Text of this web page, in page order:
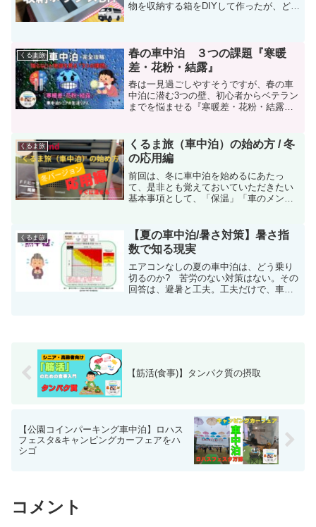
物を収納する箱をDIYして作ったが、どう
ている小物入れを見つけて購入。DIYした
箱に連結することに決定。
くるま旅
春の車中泊 ３つの課題『寒暖
差・花粉・結露』
春は一見過ごしやすそうですが、春の車
中泊に潜む3つの壁、初心者からベテラン
までを悩ませる『寒暖差・花粉・結露』
りとした準備と戦略が必要な季節です。
これらを攻略した先に待っているのは、
冬の厳しさから解放された、最高に気持
ちいい朝の景色です。準備さえ怠らなけ
れば、春の車中泊は1年で最も贅沢な時間
になります。
くるま旅
くるま旅（車中泊）の始め方 / 冬
の応用編
前回は、冬に車中泊を始めるにあたっ
て、是非とも覚えておいていただきたい
基本事項として、「保温」「車のメン
たいという方のために、加熱暖房機器の
選定や機器のご紹介をします。
くるま旅
【夏の車中泊/暑さ対策】暑さ指
数で知る現実
エアコンなしの夏の車中泊は、どう乗り
切るのか? 苦労のない対策はない。その
回答は、避暑と工夫。工夫だけで、車中
【筋活(食事)】タンパク質の摂取
【公園コインパーキング車中泊】ロハス
フェスタ&キャンピングカーフェアをハ
シゴ
コメント